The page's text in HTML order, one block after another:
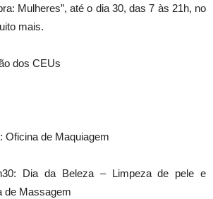
Mulheres”, até o dia 30, das 7 às 21h, no
mais.
dos CEUs
Oficina de Maquiagem
Dia da Beleza – Limpeza de pele e
de Massagem